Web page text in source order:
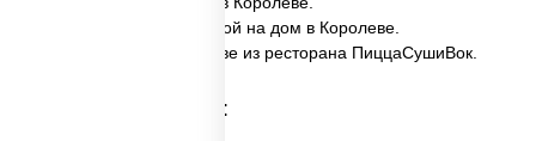
✅ Ассорти Рим с доставкой на дом в Королеве.
✅ Ассорти Рим в Королеве из ресторана ПиццаСушиВок.
Категории товара: